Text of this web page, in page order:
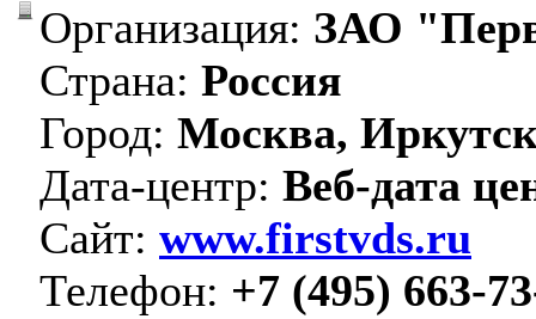
Организация: ЗАО
Страна: Россия
Город: Москва,
Дата-центр: Веб-дата
Сайт: www.firstvds.ru
Телефон: +7 (495) 663-